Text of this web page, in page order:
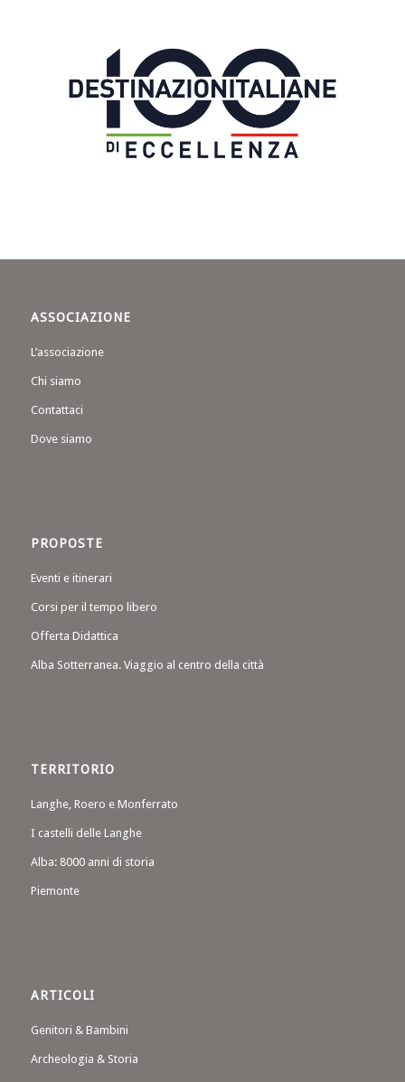
ASSOCIAZIONE
L’associazione
Chi siamo
Contattaci
Dove siamo
PROPOSTE
Eventi e itinerari
Corsi per il tempo libero
Offerta Didattica
Alba Sotterranea. Viaggio al centro della città
TERRITORIO
Langhe, Roero e Monferrato
I castelli delle Langhe
Alba: 8000 anni di storia
Piemonte
ARTICOLI
Genitori & Bambini
Archeologia & Storia